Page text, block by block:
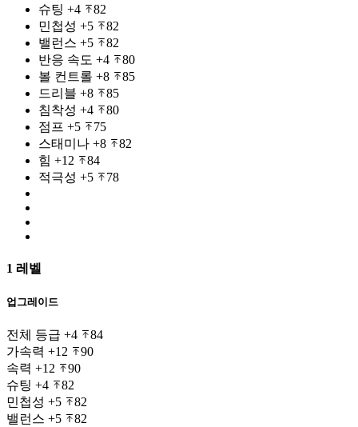
슈팅 +4
82
민첩성 +5
82
밸런스 +5
82
반응 속도 +4
80
볼 컨트롤 +8
85
드리블 +8
85
침착성 +4
80
점프 +5
75
스태미나 +8
82
힘 +12
84
적극성 +5 78
1 레벨
업그레이드
전체 등급 +4
84
가속력 +12
90
속력 +12
90
슈팅 +4
82
민첩성 +5
82
밸런스 +5 82